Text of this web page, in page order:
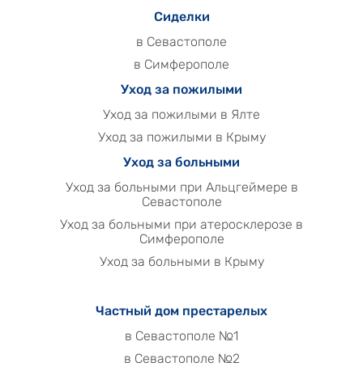
Сиделки
в Севастополе
в Симферополе
Уход за пожилыми
Уход за пожилыми в Ялте
Уход за пожилыми в Крыму
Уход за больными
Уход за больными при Альцгеймере в
Севастополе
Уход за больными при атеросклерозе в
Симферополе
Уход за больными в Крыму
Частный дом престарелых
в Севастополе №1
в Севастополе №2